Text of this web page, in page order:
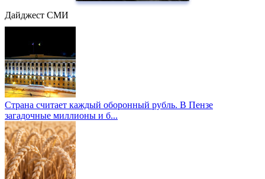
Дайджест СМИ
Страна считает каждый оборонный рубль. В Пензе
загадочные миллионы и б...